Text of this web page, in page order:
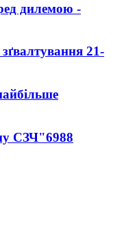
дилемою -
21-
СЗЧ"6988